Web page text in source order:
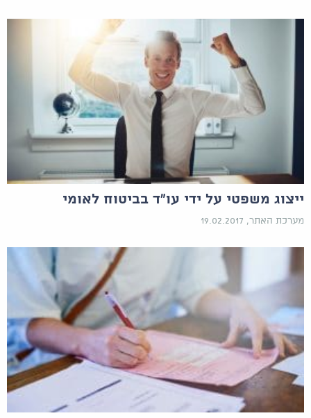
ייצוג משפטי על ידי עו"ד בביטוח לאומי
מערכת האתר, 19.02.2017